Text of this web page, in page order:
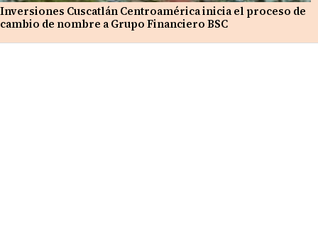
Inversiones Cuscatlán Centroamérica inicia el proceso de
cambio de nombre a Grupo Financiero BSC